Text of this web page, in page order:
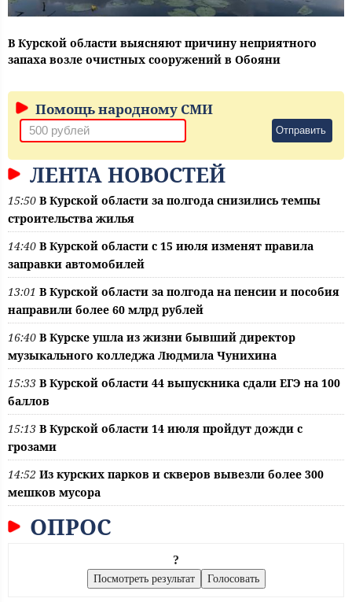
В Курской области выясняют причину неприятного
запаха возле очистных сооружений в Обояни
Помощь народному СМИ
Отправить
ЛЕНТА НОВОСТЕЙ
15:50 В Курской области за полгода снизились темпы
строительства жилья
14:40 В Курской области с 15 июля изменят правила
заправки автомобилей
13:01 В Курской области за полгода на пенсии и пособия
направили более 60 млрд рублей
16:40 В Курске ушла из жизни бывший директор
музыкального колледжа Людмила Чунихина
15:33 В Курской области 44 выпускника сдали ЕГЭ на 100
баллов
15:13 В Курской области 14 июля пройдут дожди с
грозами
14:52 Из курских парков и скверов вывезли более 300
мешков мусора
ОПРОС
?